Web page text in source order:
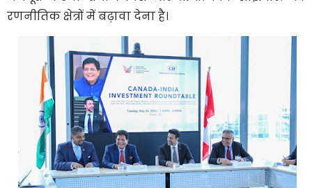
रणनीतिक क्षेत्रों में बढ़ावा देना है।